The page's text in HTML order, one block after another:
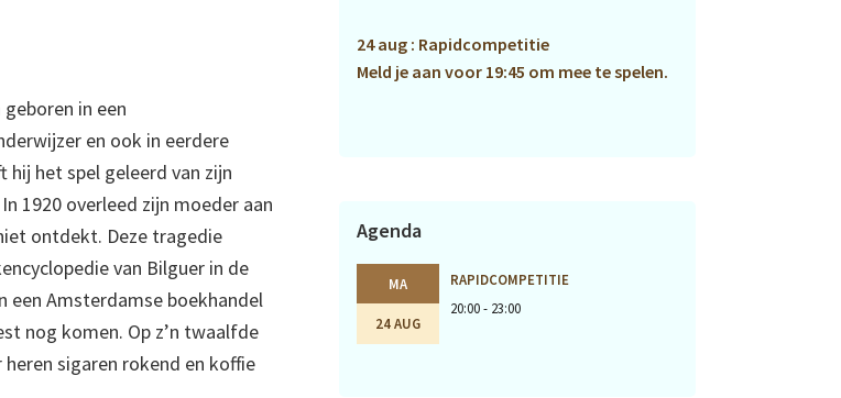
in een
en ook in eerdere
hij het spel geleerd van zijn
1920 overleed zijn moeder aan
ontdekt. Deze tragedie
van Bilguer in de
een Amsterdamse boekhandel
nog komen. Op z’n twaalfde
sigaren rokend en koffie
24 aug : Rapidcompetitie
Meld je aan voor 19:45 om mee te spelen.
Agenda
MA
24 AUG
RAPIDCOMPETITIE
20:00 - 23:00